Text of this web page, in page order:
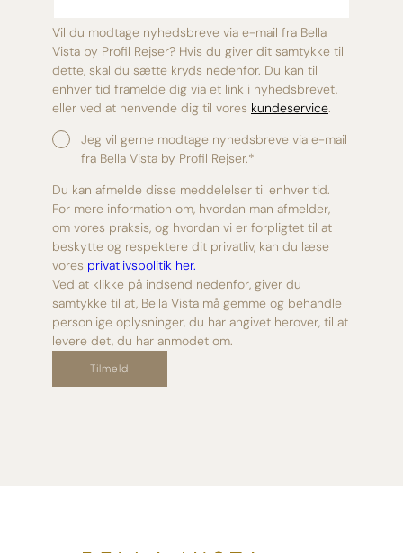
Vil du modtage nyhedsbreve via e-mail fra Bella
Vista by Profil Rejser? Hvis du giver dit samtykke til
dette, skal du sætte kryds nedenfor. Du kan til
enhver tid framelde dig via et link i nyhedsbrevet,
eller ved at henvende dig til vores kundeservice.
Jeg vil gerne modtage nyhedsbreve via e-mail
fra Bella Vista by Profil Rejser.*
Du kan afmelde disse meddelelser til enhver tid.
For mere information om, hvordan man afmelder,
om vores praksis, og hvordan vi er forpligtet til at
beskytte og respektere dit privatliv, kan du læse
vores privatlivspolitik her.
Ved at klikke på indsend nedenfor, giver du
samtykke til at, Bella Vista må gemme og behandle
personlige oplysninger, du har angivet herover, til at
levere det, du har anmodet om.